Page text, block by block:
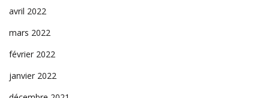
avril 2022
mars 2022
février 2022
janvier 2022